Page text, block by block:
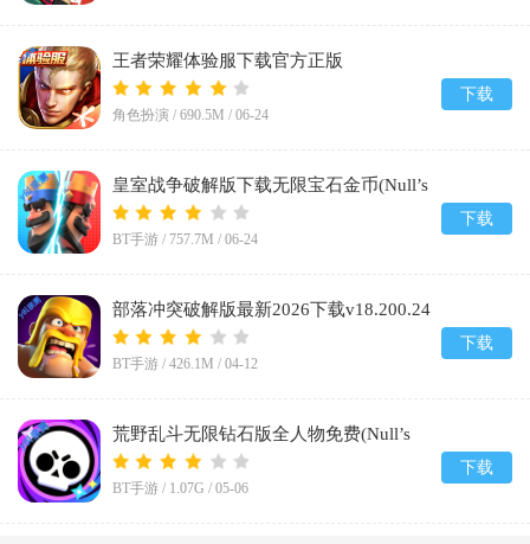
王者荣耀体验服下载官方正版
2026v11.41.1.6
角色扮演 / 690.5M / 06-24
下载
皇室战争破解版下载无限宝石金币(Null’s
Royale)v14.593.1
BT手游 / 757.7M / 06-24
下载
部落冲突破解版最新2026下载v18.200.24
BT手游 / 426.1M / 04-12
下载
荒野乱斗无限钻石版全人物免费(Null’s
Brawl)v67.264
BT手游 / 1.07G / 05-06
下载